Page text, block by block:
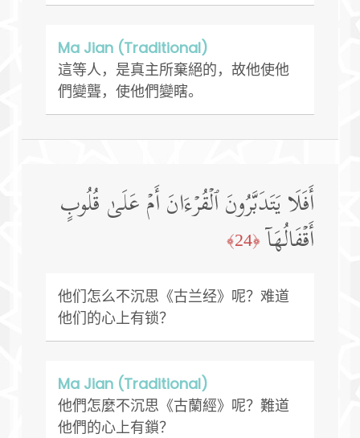
Ma Jian (Traditional)
這等人，是真主所棄絕的，故他使他
們變聾，使他們變瞎。
أَفَلَا یَتَدَبَّرُونَ ٱلۡقُرۡءَانَ أَمۡ عَلَىٰ قُلُوبٍ
أَقۡفَالُهَاۤ ﴿24﴾
他们怎么不沉思《古兰经》呢？难道
他们的心上有锁？
Ma Jian (Traditional)
他們怎麼不沉思《古蘭經》呢？難道
他們的心上有鎖？